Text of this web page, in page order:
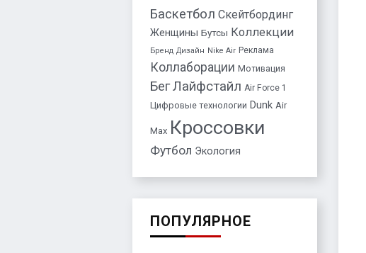
Баскетбол Скейтбординг
Женщины Бутсы Коллекции
Бренд Дизайн Nike Air Реклама
Коллаборации Мотивация
БегЛайфстайл Air Force 1
Цифровые технологии Dunk Air
Max Кроссовки
Футбол Экология
ПОПУЛЯРНОЕ